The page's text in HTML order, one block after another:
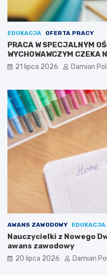
EDUKACJA OFERTA PRACY
PRACA W SPECJALNYM
WYCHOWAWCZYM CZEKA
21 lipca 2026 Damian
AWANS ZAWODOWY EDUKACJA
Nauczycielki z Nowego
awans zawodowy
20 lipca 2026 Damian